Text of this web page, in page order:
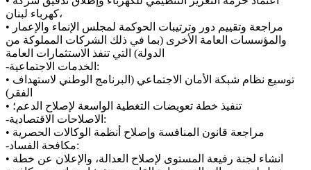
كهرباء لبنان،
• مراجعة وتقييم دور وترتيبات الحوكمة لمجلس الإنماء والإعمار
والمؤسسات العامة الأخرى (بما في ذلك الشركات المملوكة من
الدولة) التي تنفذ الاستثمارات العامة
-الخدمات الاجتماعية:
• توسيع نظام شبكة الأمان الاجتماعي (البرنامج الوطني لاستهداف
الفقر)
• تنفيذ خطة تعويضات التغطية الواسعة لإصلاح الدعم؛
-الاصلاحات الاقتصادية:
• مراجعة قانون المنافسة وإصلاح أنظمة الوكالات الحصرية
-مكافحة الفساد:
• انشاء لجنة رفيعة المستوى لإصلاح العدالة، والإعلان عن خطة